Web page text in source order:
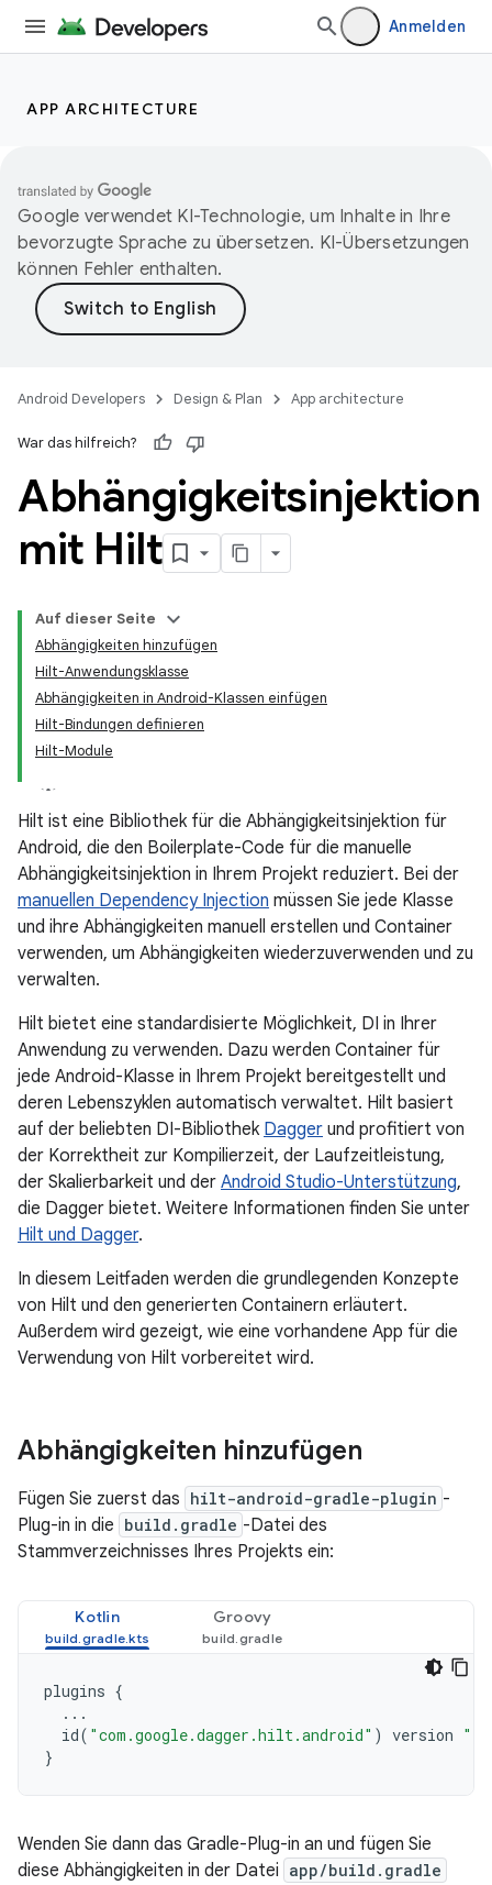
Anmelden
APP ARCHITECTURE
Google verwendet KI-Technologie, um Inhalte in Ihre
bevorzugte Sprache zu übersetzen. KI-Übersetzungen
können Fehler enthalten.
Android Developers Design & Plan App architecture
War das hilfreich?
Abhängigkeitsinjektion
mit Hilt
Auf dieser Seite
Abhängigkeiten hinzufügen
Hilt-Anwendungsklasse
Abhängigkeiten in Android-Klassen einfügen
Hilt-Bindungen definieren
Hilt-Module
Hilt ist eine Bibliothek für die Abhängigkeitsinjektion für
Android, die den Boilerplate-Code für die manuelle
Abhängigkeitsinjektion in Ihrem Projekt reduziert. Bei der
manuellen Dependency Injection müssen Sie jede Klasse
und ihre Abhängigkeiten manuell erstellen und Container
verwenden, um Abhängigkeiten wiederzuverwenden und zu
verwalten.
Hilt bietet eine standardisierte Möglichkeit, DI in Ihrer
Anwendung zu verwenden. Dazu werden Container für
jede Android-Klasse in Ihrem Projekt bereitgestellt und
deren Lebenszyklen automatisch verwaltet. Hilt basiert
auf der beliebten DI-Bibliothek Dagger und profitiert von
der Korrektheit zur Kompilierzeit, der Laufzeitleistung,
der Skalierbarkeit und der Android Studio-Unterstützung,
die Dagger bietet. Weitere Informationen finden Sie unter
Hilt und Dagger.
In diesem Leitfaden werden die grundlegenden Konzepte
von Hilt und den generierten Containern erläutert.
Außerdem wird gezeigt, wie eine vorhandene App für die
Verwendung von Hilt vorbereitet wird.
Abhängigkeiten hinzufügen
Fügen Sie zuerst das hilt-android-gradle-plugin -
Plug-in in die build.gradle -Datei des
Stammverzeichnisses Ihres Projekts ein:
Kotlin Groovy
plugins {
...
id( "com.google.dagger.hilt.android" ) version
}
Wenden Sie dann das Gradle-Plug-in an und fügen Sie
diese Abhängigkeiten in der Datei app/build.gradle